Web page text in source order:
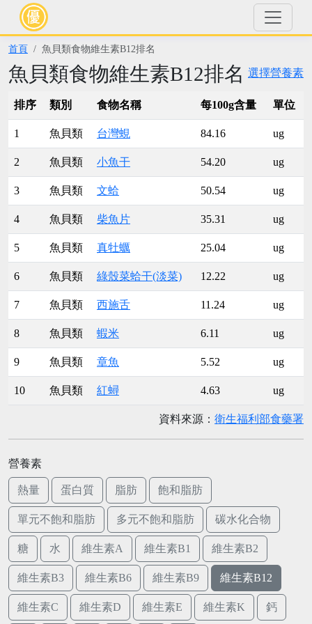
首頁 魚貝類食物維生素B12排名
選擇營養素
魚貝類食物維生素B12排名
排序 類別 食物名稱 每100g含量 單位
1 魚貝類 台灣蜆 84.16 ug
2 魚貝類 小魚干 54.20 ug
3 魚貝類 文蛤 50.54 ug
4 魚貝類 柴魚片 35.31 ug
5 魚貝類 真牡蠣 25.04 ug
6 魚貝類 綠殼菜蛤干(淡菜) 12.22 ug
7 魚貝類 西施舌 11.24 ug
8 魚貝類 蝦米 6.11 ug
9 魚貝類 章魚 5.52 ug
10 魚貝類 紅蟳 4.63 ug
資料來源： 衛生福利部食藥署
營養素
熱量 蛋白質 脂肪 飽和脂肪
單元不飽和脂肪 多元不飽和脂肪 碳水化合物
糖 水 維生素A 維生素B1 維生素B2
維生素B3 維生素B6 維生素B9 維生素B12
維生素C 維生素D 維生素E 維生素K 鈣